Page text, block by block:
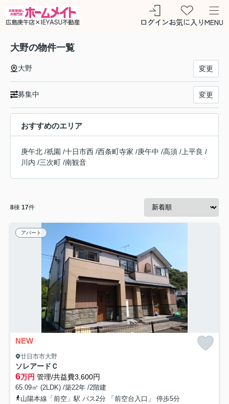
ログインお気に入りMENU
大野の物件一覧
大野 変更
募集中 変更
おすすめのエリア
庚午北 /祇園 /十日市西 /西条町寺家 /庚午中 /高須 / 上平良 /
川内 /三次町 /南観音
8棟 17件
アパート
NEW
廿日市市大野
ソレアードＣ
6万円 管理/共益費3,600円
65.09㎡ (2LDK) /築22年 /2階建
山陽本線「前空」駅 バス2分 「前空台入口」 停歩5分